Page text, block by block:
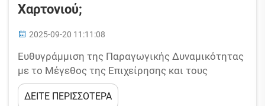
Χαρτονιού;
2025-09-20 11:11:08
Ευθυγράμμιση της Παραγωγικής Δυναμικότητας
με το Μέγεθος της Επιχείρησης και τους
Στόχους Ανάπτυξης. Ευθυγράμμιση του
Μεγέθους της Μηχανής με το Διαθέσιμο Χώρο
ΔΕΙΤΕ ΠΕΡΙΣΣΟΤΕΡΑ